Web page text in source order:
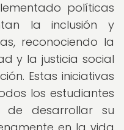
políticas
la inclusión y
reconociendo la
y la justicia social
Estas iniciativas
los estudiantes
de desarrollar su